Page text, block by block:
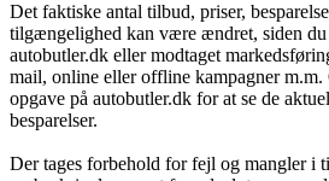
Det faktiske antal tilbud, priser,
tilgængelighed kan være ændret, siden du
autobutler.dk eller modtaget
mail, online eller offline kampagner m.m.
opgave på autobutler.dk for at se de
besparelser.
Der tages forbehold for fejl og mangler i